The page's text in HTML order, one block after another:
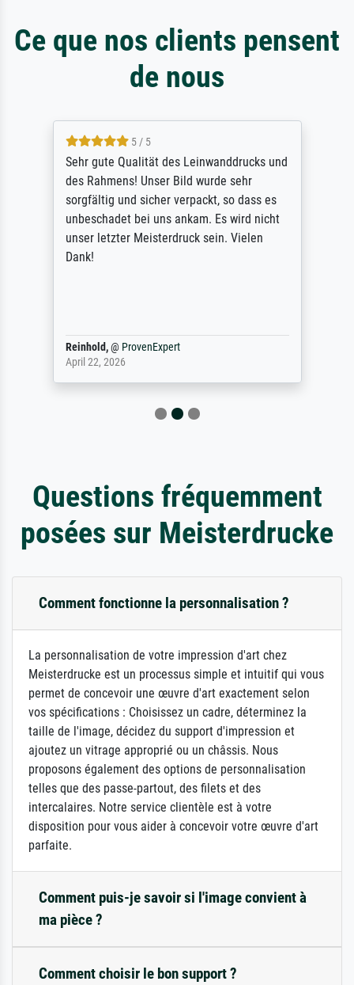
Ce que nos clients pensent
de nous
5 / 5
Sehr gute Qualität des Leinwanddrucks und
des Rahmens! Unser Bild wurde sehr
sorgfältig und sicher verpackt, so dass es
unbeschadet bei uns ankam. Es wird nicht
unser letzter Meisterdruck sein. Vielen
Dank!
Reinhold,@ ProvenExpert
April 22, 2026
Questions fréquemment
posées sur Meisterdrucke
Comment fonctionne la personnalisation ?
La personnalisation de votre impression d'art chez
Meisterdrucke est un processus simple et intuitif qui vous
permet de concevoir une œuvre d'art exactement selon
vos spécifications : Choisissez un cadre, déterminez la
taille de l'image, décidez du support d'impression et
ajoutez un vitrage approprié ou un châssis. Nous
proposons également des options de personnalisation
telles que des passe-partout, des filets et des
intercalaires. Notre service clientèle est à votre
disposition pour vous aider à concevoir votre œuvre d'art
parfaite.
Comment puis-je savoir si l'image convient à
ma pièce ?
Comment choisir le bon support ?